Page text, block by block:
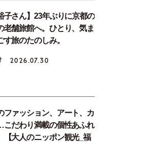
子さん】23年ぶりに京都の
老舗旅館へ。ひとり、気ま
す旅のたのしみ。
2026.07.30
ファッション、アート、カ
だわり満載の個性あふれ
【大人のニッポン観光_福